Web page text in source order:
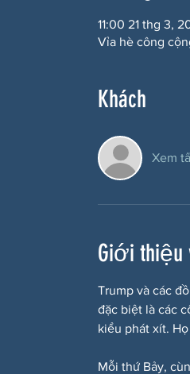
11:00 21 thg 3,
Vỉa hè công
Khách
Xem
Giới
Trump và các
đặc biệt là các
kiểu phát xít.
Mỗi thứ Bảy,